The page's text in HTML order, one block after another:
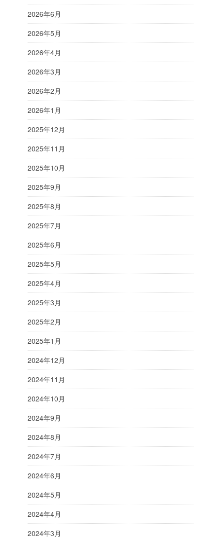
2026年6月
2026年5月
2026年4月
2026年3月
2026年2月
2026年1月
2025年12月
2025年11月
2025年10月
2025年9月
2025年8月
2025年7月
2025年6月
2025年5月
2025年4月
2025年3月
2025年2月
2025年1月
2024年12月
2024年11月
2024年10月
2024年9月
2024年8月
2024年7月
2024年6月
2024年5月
2024年4月
2024年3月